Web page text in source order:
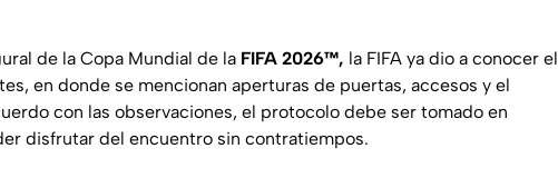
de la Copa Mundial de la FIFA 2026™, la FIFA ya dio a conocer el
en donde se mencionan aperturas de puertas, accesos y el
con las observaciones, el protocolo debe ser tomado en
disfrutar del encuentro sin contratiempos.